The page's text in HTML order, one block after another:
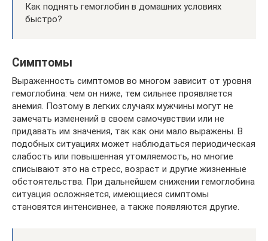
Как поднять гемоглобин в домашних условиях
быстро?
Симптомы
Выраженность симптомов во многом зависит от уровня
гемоглобина: чем он ниже, тем сильнее проявляется
анемия. Поэтому в легких случаях мужчины могут не
замечать изменений в своем самочувствии или не
придавать им значения, так как они мало выражены. В
подобных ситуациях может наблюдаться периодическая
слабость или повышенная утомляемость, но многие
списывают это на стресс, возраст и другие жизненные
обстоятельства. При дальнейшем снижении гемоглобина
ситуация осложняется, имеющиеся симптомы
становятся интенсивнее, а также появляются другие.